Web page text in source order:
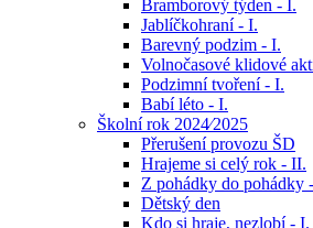
Bramborový týden - I.
Jablíčkohraní - I.
Barevný podzim - I.
Volnočasové klidové
Podzimní tvoření - I.
Babí léto - I.
Školní rok 2024⁄2025
Přerušení provozu ŠD
Hrajeme si celý rok - II.
Z pohádky do pohádky
Dětský den
Kdo si hraje, nezlobí - I.